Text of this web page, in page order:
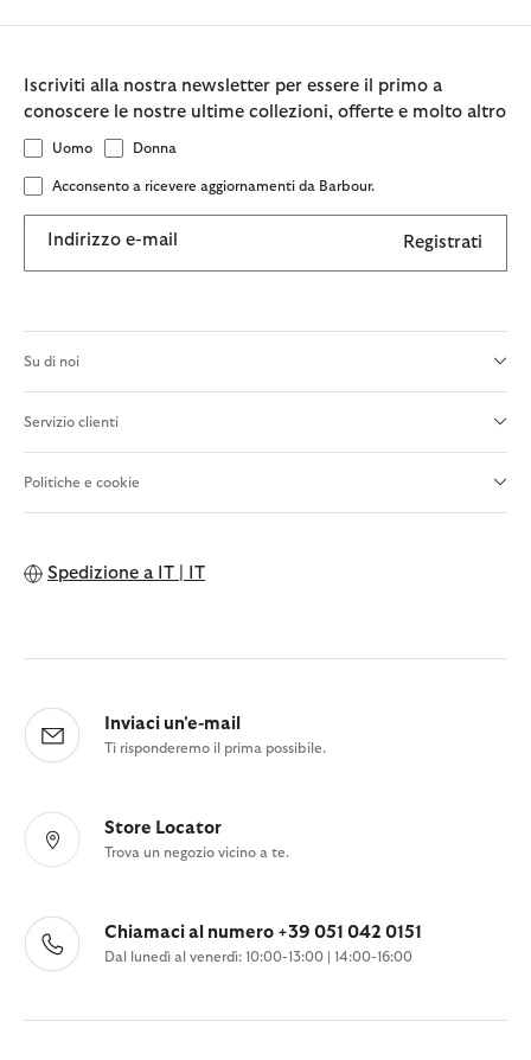
Iscriviti alla nostra newsletter per essere il primo a
conoscere le nostre ultime collezioni, offerte e molto altro
Uomo Donna
Acconsento a ricevere aggiornamenti da Barbour.
Indirizzo e-mail Registrati
Su di noi
Servizio clienti
Politiche e cookie
Spedizione a IT | IT
Inviaci un'e-mail
Ti risponderemo il prima possibile.
Store Locator
Trova un negozio vicino a te.
Chiamaci al numero +39 051 042 0151
Dal lunedì al venerdì: 10:00-13:00 | 14:00-16:00